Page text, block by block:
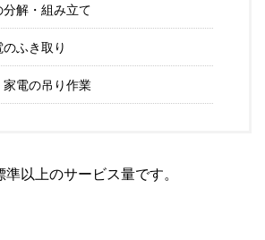
解・組み立て
ふき取り
家電の吊り作業
以上のサービス量です。